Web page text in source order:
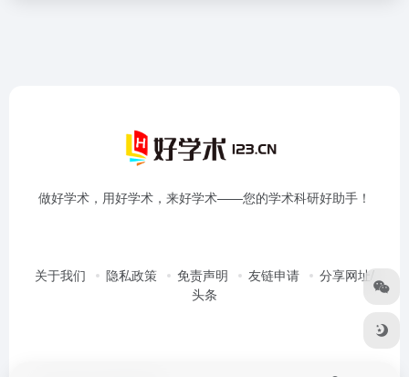
做好学术，用好学术，来好学术——您的学术科研好助手！
关于我们 隐私政策 免责声明 友链申请
分享网址/
头条